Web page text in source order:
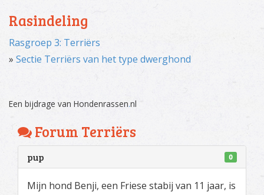
Rasindeling
Rasgroep 3: Terriërs
» Sectie Terriërs van het type dwerghond
Een bijdrage van Hondenrassen.nl
Forum Terriërs
pup 0
Mijn hond Benji, een Friese stabij van 11 jaar, is